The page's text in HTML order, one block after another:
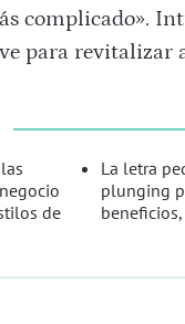
complicado».
para revitalizar
de
La letra
plunging